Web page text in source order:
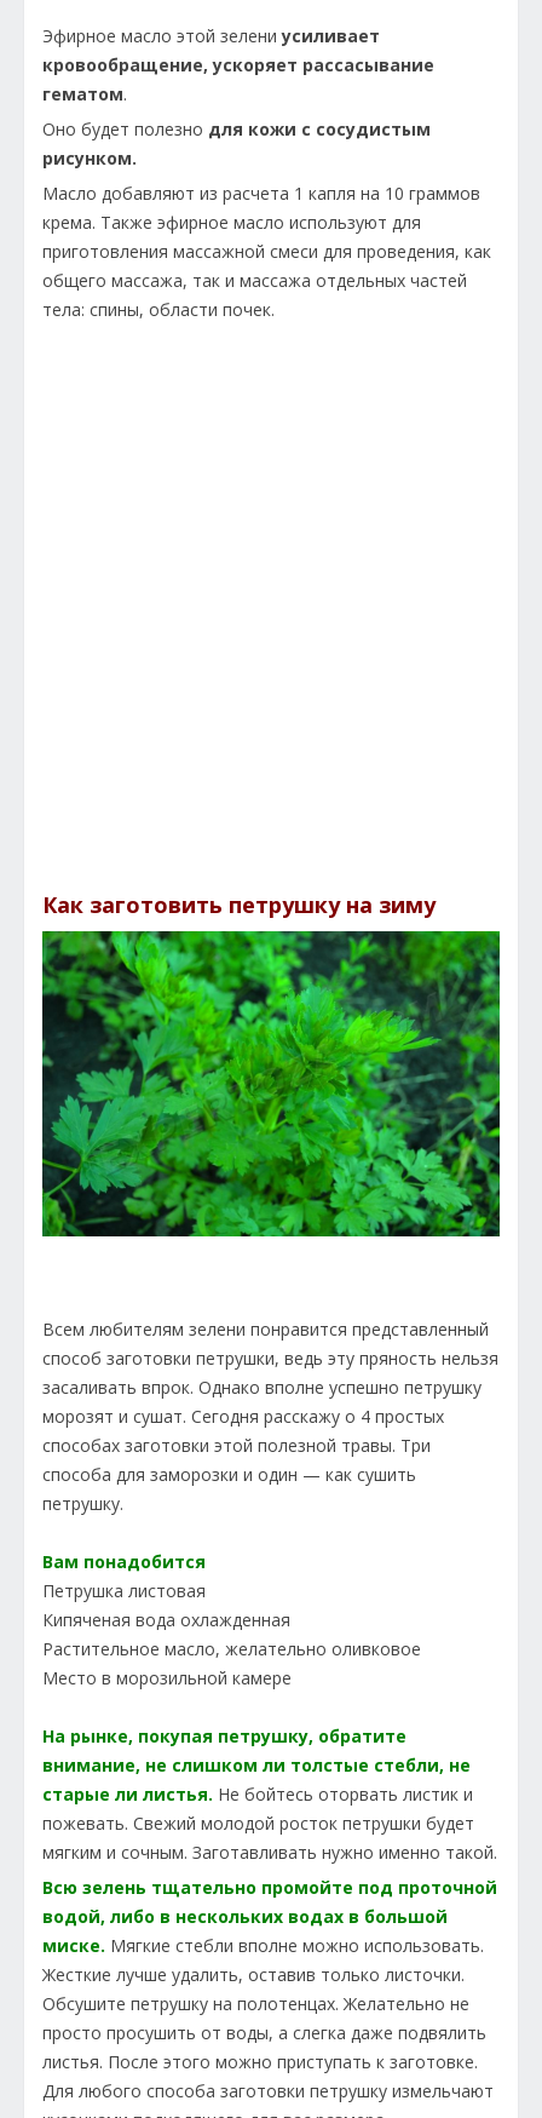
Эфирное масло этой зелениусиливает
кровообращение, ускоряет рассасывание
гематом.
Оно будет полезно для кожи с сосудистым
рисунком.
Масло добавляют из расчета 1 капля на 10 граммов
крема. Также эфирное масло используют для
приготовления массажной смеси для проведения, как
общего массажа, так и массажа отдельных частей
тела: спины, области почек.
Как заготовить петрушку на зиму
Всем любителям зелени понравится представленный
способ заготовки петрушки, ведь эту пряность нельзя
засаливать впрок. Однако вполне успешно петрушку
морозят и сушат. Сегодня расскажу о 4 простых
способах заготовки этой полезной травы. Три
способа для заморозки и один — как сушить
петрушку.
Вам понадобится
Петрушка листовая
Кипяченая вода охлажденная
Растительное масло, желательно оливковое
Место в морозильной камере
На рынке, покупая петрушку, обратите
внимание, не слишком ли толстые стебли, не
старые ли листья. Не бойтесь оторвать листик и
пожевать. Свежий молодой росток петрушки будет
мягким и сочным. Заготавливать нужно именно такой.
Всю зелень тщательно промойте под проточной
водой, либо в нескольких водах в большой
миске. Мягкие стебли вполне можно использовать.
Жесткие лучше удалить, оставив только листочки.
Обсушите петрушку на полотенцах. Желательно не
просто просушить от воды, а слегка даже подвялить
листья. После этого можно приступать к заготовке.
Для любого способа заготовки петрушку измельчают